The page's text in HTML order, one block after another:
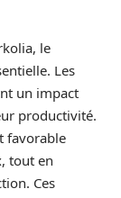
le
Les
un impact
productivité.
favorable
tout en
Ces